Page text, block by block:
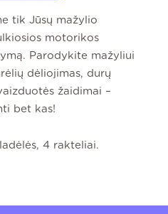
tik Jūsų mažylio
motorikos
Parodykite mažyliui
dėliojimas, durų
žaidimai –
bet kas!
4 rakteliai.